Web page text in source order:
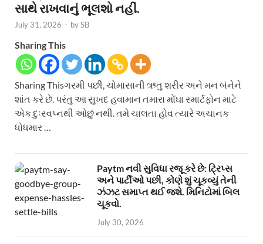
સાથે રાખવાનું ભૂલશો નહીં.
July 31, 2026 - bySB
Sharing This
Sharing Thisગરમી પછી, ચોમાસાની ઋતુ શરીર અને મન બંનેને
શાંત કરે છે. પરંતુ આ સુખદ હવામાન તમારા મોંઘા સ્માર્ટફોન માટે
એક દુઃસ્વપ્નથી ઓછું નથી. તમે ચાલતા હોવ ત્યારે અચાનક
ધોધમાર …
Paytm નવી સુવિધા રજૂ કરે છે: ટ્રિપ્સ
અને પાર્ટીઓ પછી, કોણે શું ચૂકવ્યું તેની
ઝંઝટ સમાપ્ત થઈ જશે. મિનિટોમાં બિલ
ચૂકવો.
July 30, 2026